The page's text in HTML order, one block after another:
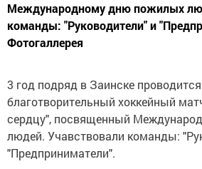
Международному дню пожилых
команды: "Руководители" и
Фотогаллерея
3 год подряд в Заинске проводится
благотворительный хоккейный
сердцу", посвященный
людей. Учавствовали команды:
"Предприниматели".